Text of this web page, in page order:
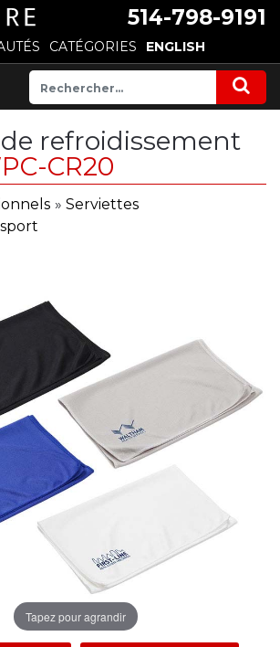
514-798-9191
CATÉGORIES ENGLISH
refroidissement
CR20
» Serviettes
Tapez pour agrandir